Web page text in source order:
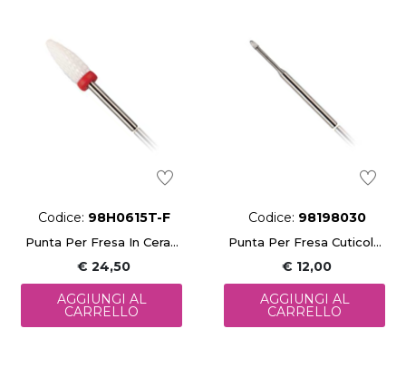
Codice: 98H0615T-F
Punta Per Fresa In Ceramica Fine (6X14,5Mm)
€ 24,50
AGGIUNGI AL
CARRELLO
Codice: 98198030
Punta Per Fresa Cuticole (1,6X3Mm)
€ 12,00
AGGIUNGI AL
CARRELLO